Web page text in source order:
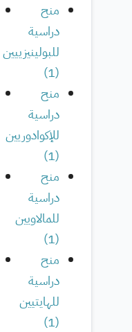
منح
دراسية
للبولينيزييين
(
1
)
منح
دراسية
للإكوادوريين
(
1
)
منح
دراسية
للمالاويين
(
1
)
منح
دراسية
للهايتيين
(
1
)